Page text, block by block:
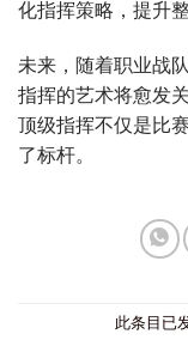
化指挥策略，提升
未来，随着职业战
指挥的艺术将愈发关
顶级指挥不仅是比
了标杆。
此条目已